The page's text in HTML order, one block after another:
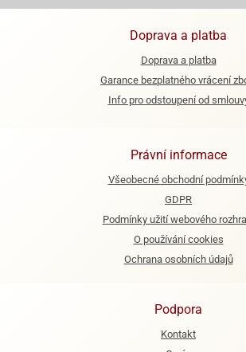
Doprava a platba
Doprava a platba
Garance bezplatného vrácení
Info pro odstoupení od
Právní informace
Všeobecné obchodní
GDPR
Podmínky užití webového
O používání cookies
Ochrana osobních údajů
Podpora
Kontakt